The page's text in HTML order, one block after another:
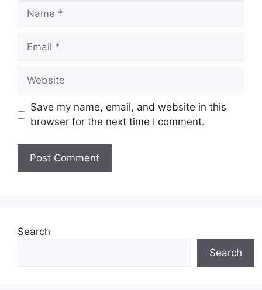
Name
Email
Website
Save my name, email, and website in this
browser for the next time I comment.
Search
Search